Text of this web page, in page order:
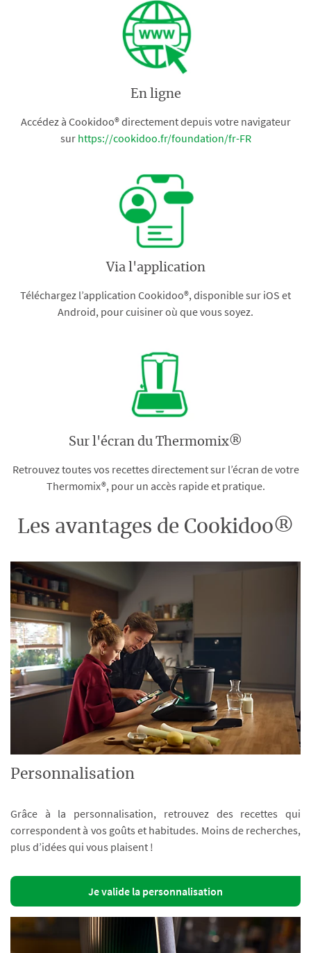
En ligne
Accédez à Cookidoo® directement depuis votre navigateur
sur https://cookidoo.fr/foundation/fr-FR
Via l'application
Téléchargez l’application Cookidoo®, disponible sur iOS et
Android, pour cuisiner où que vous soyez.
Sur l'écran du Thermomix®
Retrouvez toutes vos recettes directement sur l’écran de votre
Thermomix®, pour un accès rapide et pratique.
Les avantages de Cookidoo®
Personnalisation
Grâce à la personnalisation, retrouvez des recettes qui
correspondent à vos goûts et habitudes. Moins de recherches,
plus d’idées qui vous plaisent !
Je valide la personnalisation